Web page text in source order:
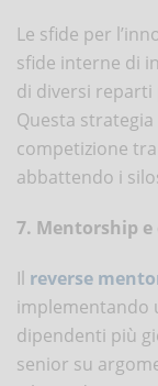
Le sfide per
sfide interne di
di diversi
Questa
competizione
abbattendo i
7. Mentorship e
Il reverse
implementando
dipendenti più
senior su